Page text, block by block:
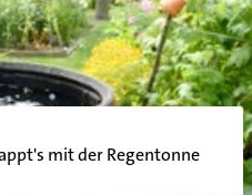
mit der Regentonne